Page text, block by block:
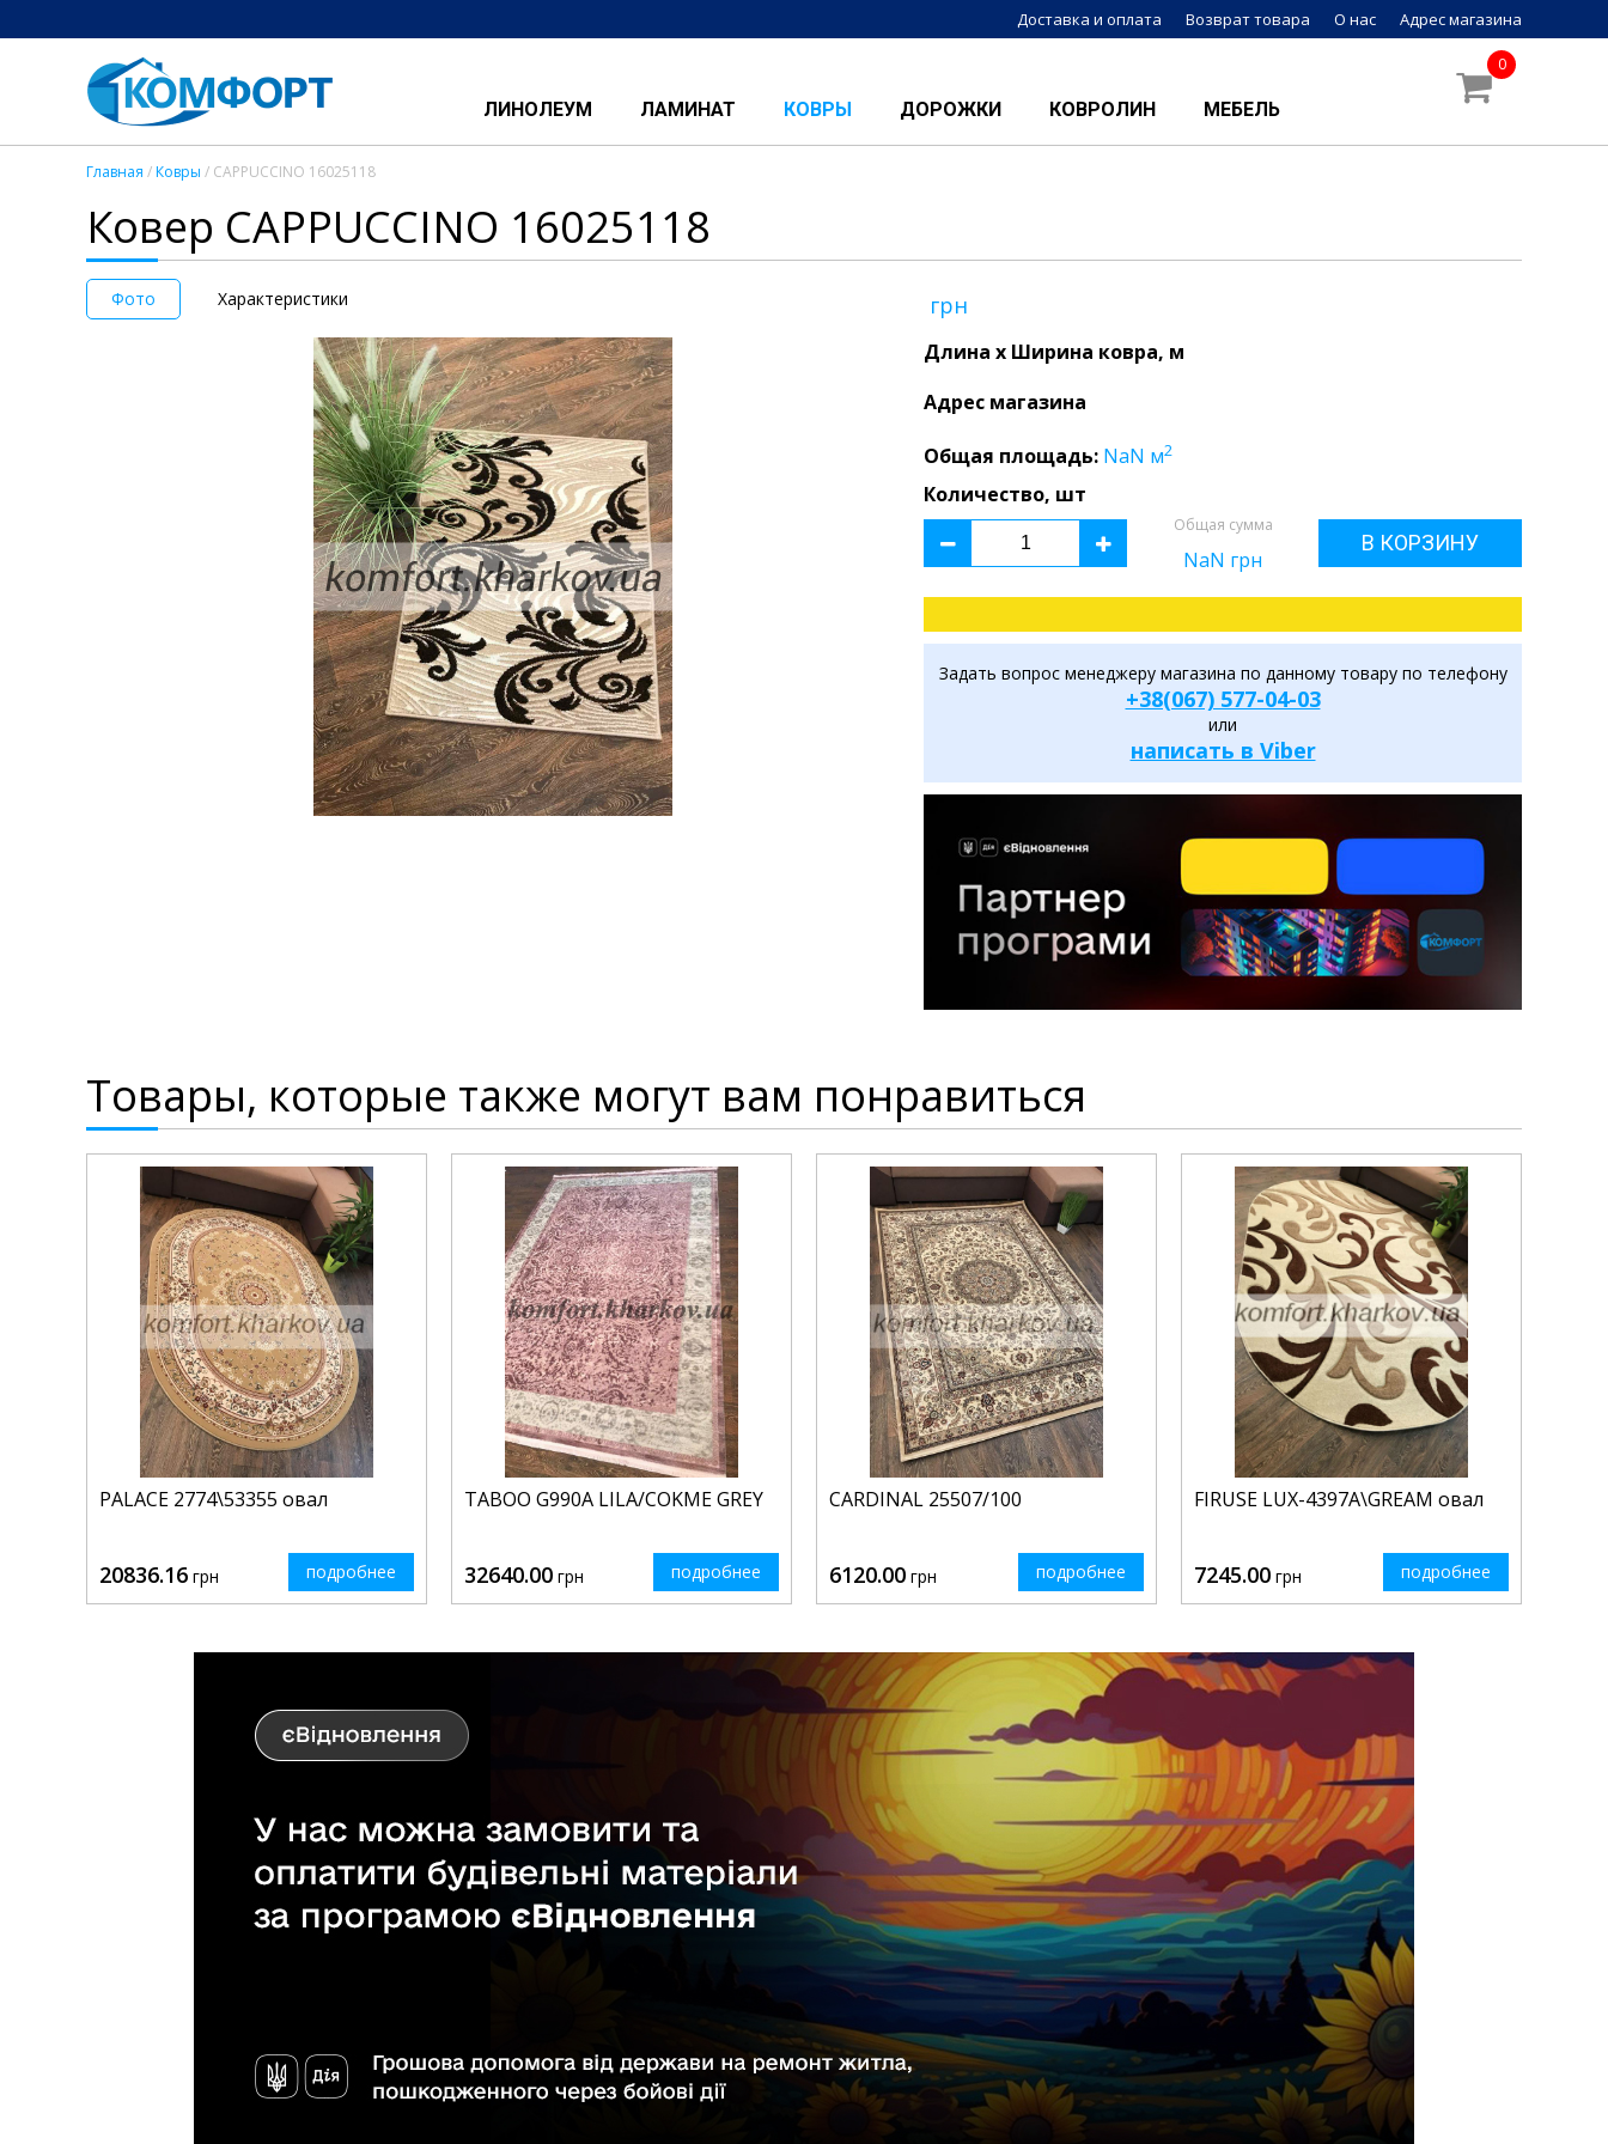
Доставка и оплата Возврат товара О нас Адрес магазина
ЛИНОЛЕУМ ЛАМИНАТ КОВРЫ ДОРОЖКИ КОВРОЛИН МЕБЕЛЬ
0
Главная /Ковры / CAPPUCCINO 16025118
Ковер CAPPUCCINO 16025118
Фото Характеристики грн
Длина x Ширина ковра, м
Адрес магазина
Общая площадь: NaN м2
Количество, шт
Общая сумма
NaN грн
В КОРЗИНУ
Задать вопрос менеджеру магазина по данному товару по телефону
+38(067) 577-04-03
или
написать в Viber
Товары, которые также могут вам понравиться
PALACE 2774\53355 овал
20836.16 грн подробнее
TABOO G990A LILA/COKME GREY
32640.00 грн подробнее
CARDINAL 25507/100
6120.00 грн подробнее
FIRUSE LUX-4397A\GREAM овал
7245.00 грн подробнее